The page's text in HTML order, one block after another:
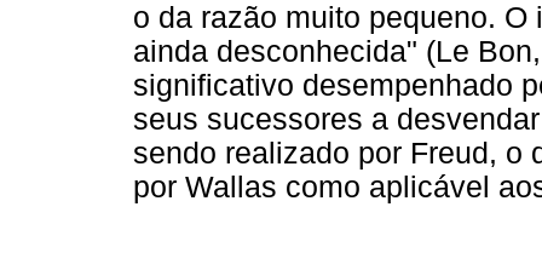
o da razão muito pequeno.
ainda desconhecida" (Le
significativo desempenhado
seus sucessores a
sendo realizado por Freud, o
por Wallas como aplicável